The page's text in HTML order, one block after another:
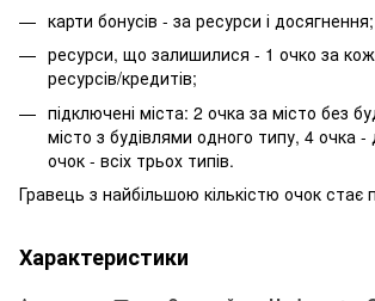
карти бонусів - за ресурси і досягнення;
ресурси, що залишилися - 1 очко за
ресурсів/кредитів;
підключені міста: 2 очка за місто без
місто з будівлями одного типу, 4 очка -
очок - всіх трьох типів.
Гравець з найбільшою кількістю очок
Характеристики